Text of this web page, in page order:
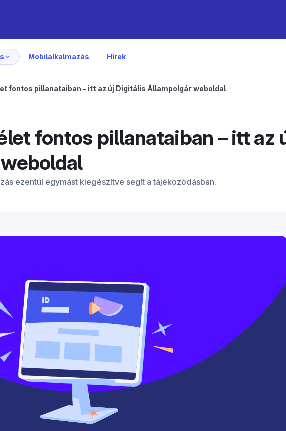
Mobilalkalmazás Hírek
fontos pillanataiban – itt az új Digitális Állampolgár weboldal
fontos pillanataiban – itt az
ezentúl egymást kiegészítve segít a tájékozódásban.